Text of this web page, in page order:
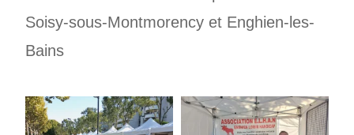
Soisy-sous-Montmorency et Enghien-les-
Bains